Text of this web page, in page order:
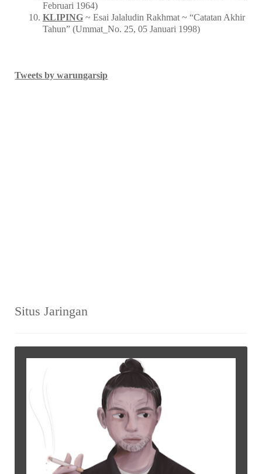
Februari 1964)
KLIPING~ Esai Jalaludin Rakhmat ~ “Catatan Akhir
Tahun” (Ummat_No. 25, 05 Januari 1998)
Tweets by warungarsip
Situs Jaringan